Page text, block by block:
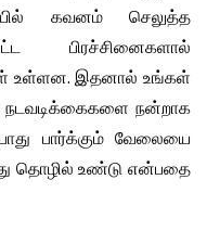
கவனம் செலுத்த
பிரச்சினைகளால்
உள்ளன. இதனால் உங்கள்
நன்றாக
பார்க்கும் வேலையை
தொழில் உண்டு என்பதை